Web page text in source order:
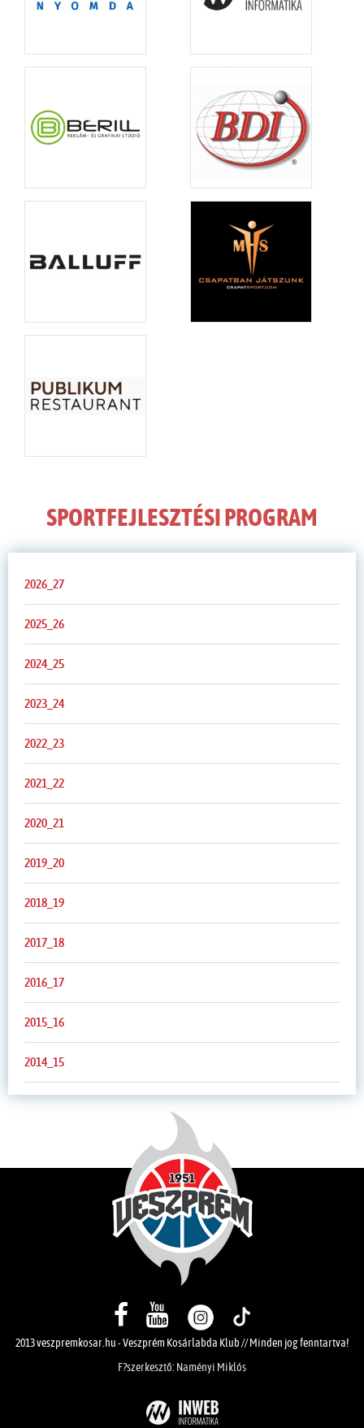
SPORTFEJLESZTÉSI PROGRAM
2026_27
2025_26
2024_25
2023_24
2022_23
2021_22
2020_21
2019_20
2018_19
2017_18
2016_17
2015_16
2014_15
2013 veszpremkosar.hu - Veszprém Kosárlabda Klub // Minden jog fenntartva!
F?szerkesztő: Naményi Miklós